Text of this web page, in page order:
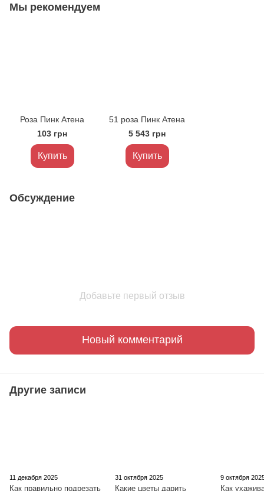
Мы рекомендуем
Роза Пинк Атена
103 грн
Купить
51 роза Пинк Атена
5 543 грн
Купить
Обсуждение
Добавьте первый отзыв
Новый комментарий
Другие записи
11 декабря 2025
Как правильно подрезать
31 октября 2025
Какие цветы дарить
9 октября
Как